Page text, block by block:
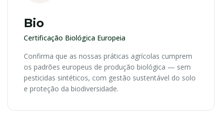
Bio
Certificação Biológica Europeia
Confirma que as nossas práticas agrícolas cumprem
os padrões europeus de produção biológica — sem
pesticidas sintéticos, com gestão sustentável do solo
e proteção da biodiversidade.